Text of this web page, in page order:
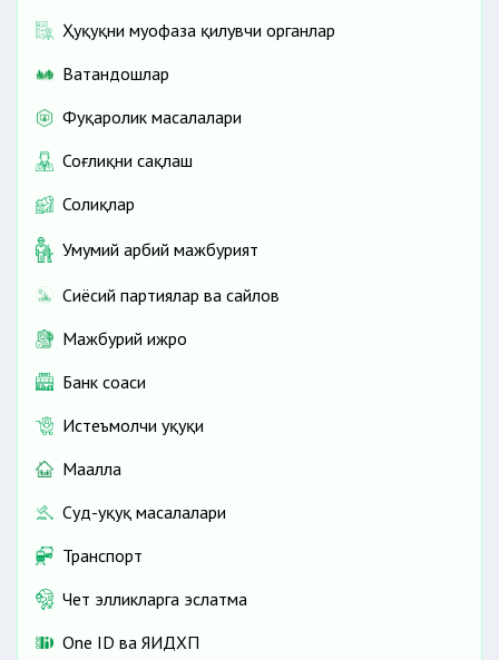
Ҳуқуқни муҳофаза қилувчи органлар
Ватандошлар
Фуқаролик масалалари
Соғлиқни сақлаш
Солиқлар
Умумий ҳарбий мажбурият
Сиёсий партиялар ва сайлов
Мажбурий ижро
Банк соҳаси
Истеъмолчи ҳуқуқи
Маҳалла
Суд-ҳуқуқ масалалари
Транспорт
Чет элликларга эслатма
One ID ва ЯИДХП